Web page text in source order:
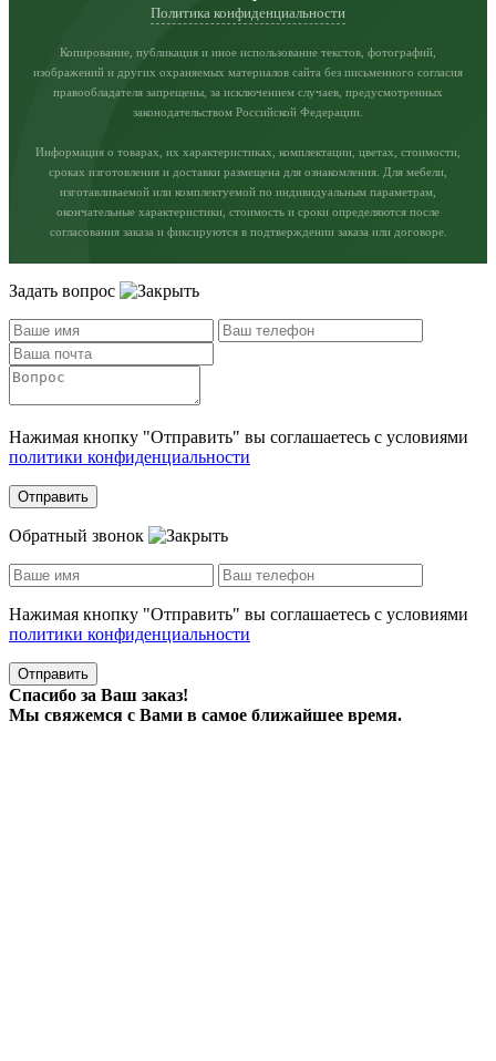
Политика конфиденциальности
Копирование, публикация и иное использование текстов, фотографий,
изображений и других охраняемых материалов сайта без письменного согласия
правообладателя запрещены, за исключением случаев, предусмотренных
законодательством Российской Федерации.
Информация о товарах, их характеристиках, комплектации, цветах, стоимости,
сроках изготовления и доставки размещена для ознакомления. Для мебели,
изготавливаемой или комплектуемой по индивидуальным параметрам,
окончательные характеристики, стоимость и сроки определяются после
согласования заказа и фиксируются в подтверждении заказа или договоре.
Задать вопрос
Нажимая кнопку "Отправить" вы соглашаетесь с условиями
политики конфиденциальности
Отправить
Обратный звонок
Нажимая кнопку "Отправить" вы соглашаетесь с условиями
политики конфиденциальности
Отправить
Спасибо за Ваш заказ!
Мы свяжемся с Вами в самое ближайшее время.